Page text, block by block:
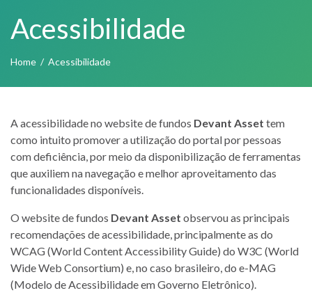
Acessibilidade
Home / Acessibilidade
A acessibilidade no website de fundos Devant Asset tem
como intuito promover a utilização do portal por pessoas
com deficiência, por meio da disponibilização de ferramentas
que auxiliem na navegação e melhor aproveitamento das
funcionalidades disponíveis.
O website de fundos Devant Asset observou as principais
recomendações de acessibilidade, principalmente as do
WCAG (World Content Accessibility Guide) do W3C (World
Wide Web Consortium) e, no caso brasileiro, do e-MAG
(Modelo de Acessibilidade em Governo Eletrônico).